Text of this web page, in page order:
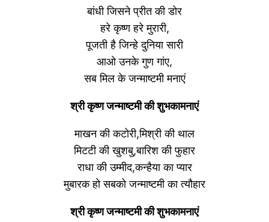
बांधी जिसने प्रीत की डोर
हरे कृष्ण हरे मुरारी,
पूजती है जिन्हे दुनिया सारी
आओ उनके गुण गांए,
सब मिल के जन्माष्टमी मनाएं
श्री कृष्ण जन्माष्टमी की शुभकामनाएं
माखन की कटोरी,मिश्री की थाल
मिटटी की खुशबु,बारिश की फुहार
राधा की उम्मीद,कन्हैया का प्यार
मुबारक हो सबको जन्माष्टमी का त्यौहार
श्री कृष्ण जन्माष्टमी की शुभकामनाएं